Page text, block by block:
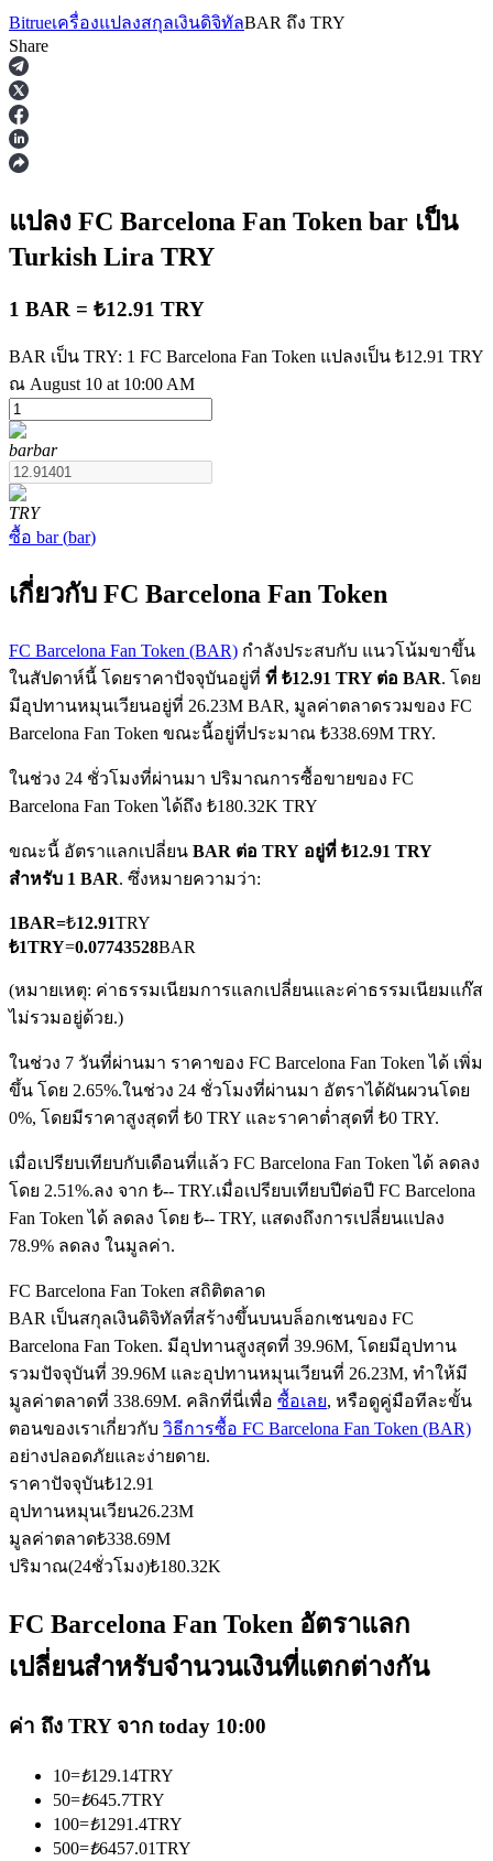
ฟิวเจอร์ส
ฟิวเจอร์ส USDT
ฟิวเจอร์ส COIN-M
ฟิวเจอร์สสกุลเงินดิจิทัล
TradFi
อนุพันธ์ของหุ้น ฟอเร็กซ์ โลหะมีค่า และสินค้าโภคภัณฑ์
ฟิวเจอร์ส USDC
ฟิวเจอร์สที่ใช้ USDC เป็นหลักประกัน
คัดลอกการซื้อขาย
เข้าร่วมกับเทรดเดอร์ชั้นนำ
เป็นเทรดเดอร์คัดลอก
เพลิดเพลินกับการแบ่งปันผลกำไรและค่าคอมมิชชั่นการคัด
Bitrueเครื่องแปลงสกุลเงินดิจิทัลBAR ถึง TRY
Share
แปลง FC Barcelona Fan Token bar เป็น
Turkish Lira TRY
1 BAR = ₺12.91 TRY
BAR เป็น TRY: 1 FC Barcelona Fan Token แปลงเป็น ₺12.91 TRY
ณ August 10 at 10:00 AM
barbar
TRY
ซื้อ bar(bar)
เกี่ยวกับ FC Barcelona Fan Token
FC Barcelona Fan Token (BAR) กำลังประสบกับ แนวโน้มขาขึ้น
ในสัปดาห์นี้ โดยราคาปัจจุบันอยู่ที่ ที่ ₺12.91 TRY ต่อ BAR. โดย
มีอุปทานหมุนเวียนอยู่ที่ 26.23M BAR, มูลค่าตลาดรวมของ FC
Barcelona Fan Token ขณะนี้อยู่ที่ประมาณ ₺338.69M TRY.
ในช่วง 24 ชั่วโมงที่ผ่านมา ปริมาณการซื้อขายของ FC
Barcelona Fan Token ได้ถึง ₺180.32K TRY
ขณะนี้ อัตราแลกเปลี่ยน BAR ต่อ TRY อยู่ที่ ₺12.91 TRY
สำหรับ 1 BAR. ซึ่งหมายความว่า:
1BAR=₺12.91TRY
₺1TRY=0.07743528BAR
(หมายเหตุ: ค่าธรรมเนียมการแลกเปลี่ยนและค่าธรรมเนียมแก๊ส
ไม่รวมอยู่ด้วย.)
ในช่วง 7 วันที่ผ่านมา ราคาของ FC Barcelona Fan Token ได้ เพิ่ม
ขึ้น โดย 2.65%.ในช่วง 24 ชั่วโมงที่ผ่านมา อัตราได้ผันผวนโดย
0%, โดยมีราคาสูงสุดที่ ₺0 TRY และราคาต่ำสุดที่ ₺0 TRY.
เมื่อเปรียบเทียบกับเดือนที่แล้ว FC Barcelona Fan Token ได้ ลดลง
โดย 2.51%.ลง จาก ₺-- TRY.เมื่อเปรียบเทียบปีต่อปี FC Barcelona
Fan Token ได้ ลดลง โดย ₺-- TRY, แสดงถึงการเปลี่ยนแปลง
78.9% ลดลง ในมูลค่า.
FC Barcelona Fan Token สถิติตลาด
BAR เป็นสกุลเงินดิจิทัลที่สร้างขึ้นบนบล็อกเชนของ FC
Barcelona Fan Token. มีอุปทานสูงสุดที่ 39.96M, โดยมีอุปทาน
รวมปัจจุบันที่ 39.96M และอุปทานหมุนเวียนที่ 26.23M, ทำให้มี
มูลค่าตลาดที่ 338.69M. คลิกที่นี่เพื่อ ซื้อเลย, หรือดูคู่มือทีละขั้น
ตอนของเราเกี่ยวกับ วิธีการซื้อ FC Barcelona Fan Token (BAR)
อย่างปลอดภัยและง่ายดาย.
ราคาปัจจุบัน₺12.91
อุปทานหมุนเวียน26.23M
มูลค่าตลาด₺338.69M
ปริมาณ(24ชั่วโมง)₺180.32K
FC Barcelona Fan Token อัตราแลก
เปลี่ยนสำหรับจำนวนเงินที่แตกต่างกัน
ค่า ถึง TRY จาก today 10:00
10=₺129.14TRY
50=₺645.7TRY
100=₺1291.4TRY
500=₺6457.01TRY